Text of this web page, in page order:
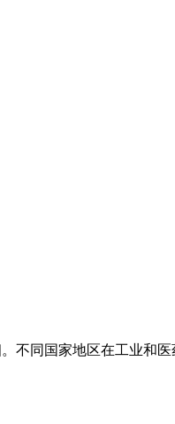
不同国家地区在工业和医